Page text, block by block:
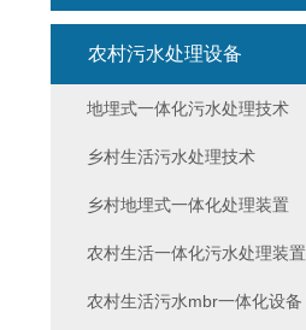
农村污水处理设备
地埋式一体化污水处理技术
乡村生活污水处理技术
乡村地埋式一体化处理装置
农村生活一体化污水处理装置
农村生活污水mbr一体化设备